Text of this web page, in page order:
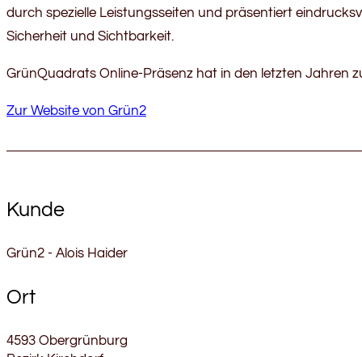
durch spezielle Leistungsseiten und präsentiert
Sicherheit und Sichtbarkeit.
GrünQuadrats Online-Präsenz hat in den letzten Jahren
Zur Website von Grün2
Kunde
Grün2 - Alois Haider
Ort
4593 Obergrünburg